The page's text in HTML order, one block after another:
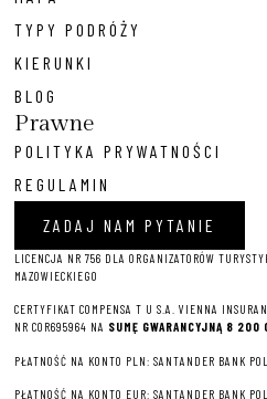
TYPY PODRÓŻY
KIERUNKI
BLOG
Prawne
POLITYKA PRYWATNOŚCI
REGULAMIN
ZADAJ NAM PYTANIE
LICENCJA NR 756 DLA ORGANIZATORÓW
MAZOWIECKIEGO
CERTYFIKAT COMPENSA T U S.A. VIENNA
NR COR695964 NA SUMĘ GWARANCYJNĄ 8 200
PŁATNOŚĆ NA KONTO PLN: SANTANDER BANK
PŁATNOŚĆ NA KONTO EUR: SANTANDER BANK